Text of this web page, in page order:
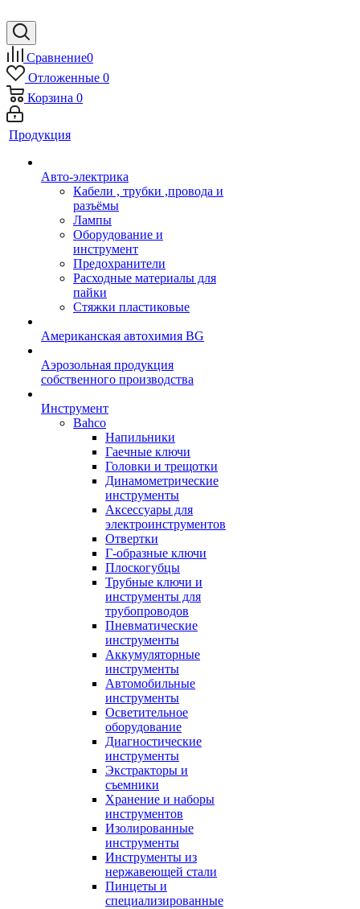
Сравнение0
Отложенные 0
Корзина 0
Продукция
Авто-электрика
Кабели , трубки ,провода и
разъёмы
Лампы
Оборудование и
инструмент
Предохранители
Расходные материалы для
пайки
Стяжки пластиковые
Американская автохимия BG
Аэрозольная продукция
собственного производства
Инструмент
Bahco
Напильники
Гаечные ключи
Головки и трещотки
Динамометрические
инструменты
Аксессуары для
электроинструментов
Отвертки
Г-образные ключи
Плоскогубцы
Трубные ключи и
инструменты для
трубопроводов
Пневматические
инструменты
Аккумуляторные
инструменты
Автомобильные
инструменты
Осветительное
оборудование
Диагностические
инструменты
Экстракторы и
съемники
Хранение и наборы
инструментов
Изолированные
инструменты
Инструменты из
нержавеющей стали
Пинцеты и
специализированные